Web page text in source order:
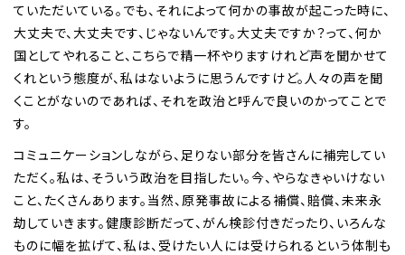
ていただいている。でも、それによって何かの事故が起こった時に、
大丈夫で、大丈夫です、じゃないんです。大丈夫ですか？って、何か
国としてやれること、こちらで精一杯やりますけれど声を聞かせて
くれという態度が、私はないように思うんですけど。人々の声を聞
くことがないのであれば、それを政治と呼んで良いのかってことで
す。
コミュニケーションしながら、足りない部分を皆さんに補完してい
ただく。私は、そういう政治を目指したい。今、やらなきゃいけない
こと、たくさんあります。当然、原発事故による補償、賠償、未来永
劫していきます。健康診断だって、がん検診付きだったり、いろんな
ものに幅を拡げて、私は、受けたい人には受けられるという体制も